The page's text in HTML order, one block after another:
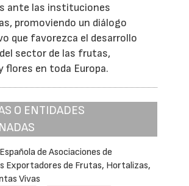
ante las instituciones
promoviendo un diálogo
que favorezca el desarrollo
sector de las frutas,
flores en toda Europa.
O ENTIDADES
de Asociaciones de
Exportadores de Frutas, Hortalizas,
Vivas